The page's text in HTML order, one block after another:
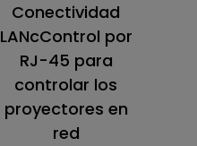
Conectividad
LANcControl por
RJ-45 para
controlar los
proyectores en
red